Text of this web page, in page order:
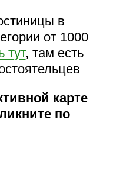
в
от 1000
тут, там есть
карте
по